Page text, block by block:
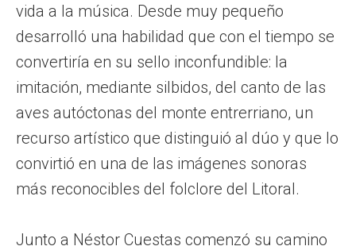
vida a la música. Desde muy pequeño
desarrolló una habilidad que con el tiempo se
convertiría en su sello inconfundible: la
imitación, mediante silbidos, del canto de las
aves autóctonas del monte entrerriano, un
recurso artístico que distinguió al dúo y que lo
convirtió en una de las imágenes sonoras
más reconocibles del folclore del Litoral.
Junto a Néstor Cuestas comenzó su camino